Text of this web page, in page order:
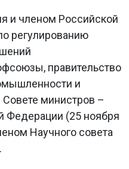
и членом Российской
регулированию
правительство
и
министров –
Федерации (25 ноября
Научного совета